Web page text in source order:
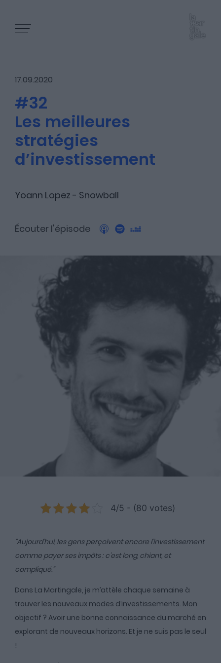
Les épisodes
Les articles
Fundora
Découvrez Fundora,
equity et en dette privée.
17.09.2020
#32
Les meilleures
stratégies
d’investissement
Yoann Lopez - Snowball
Écouter l'épisode
4/5 - (80 votes)
“Aujourd’hui, les gens perçoivent encore l’investissement
comme payer ses impôts : c’est long, chiant, et
compliqué.”
Dans La Martingale, je m’attèle chaque semaine à
trouver les nouveaux modes d’investissements. Mon
objectif ? Avoir une bonne connaissance du marché en
explorant de nouveaux horizons. Et je ne suis pas le seul
!